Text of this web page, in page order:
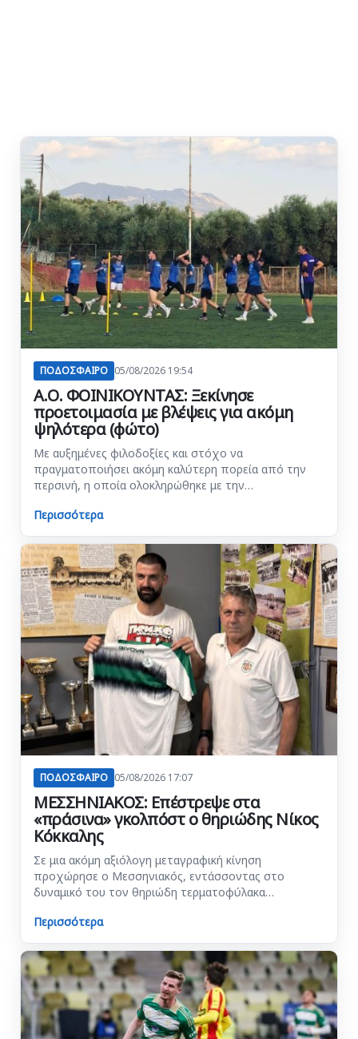
ΠΟΔΟΣΦΑΙΡΟ 05/08/2026 19:54
Α.Ο. ΦΟΙΝΙΚΟΥΝΤΑΣ: Ξεκίνησε
προετοιμασία με βλέψεις για ακόμη
ψηλότερα (φώτο)
Με αυξημένες φιλοδοξίες και στόχο να
πραγματοποιήσει ακόμη καλύτερη πορεία από την
περσινή, η οποία ολοκληρώθηκε με την…
Περισσότερα
ΠΟΔΟΣΦΑΙΡΟ 05/08/2026 17:07
ΜΕΣΣΗΝΙΑΚΟΣ: Επέστρεψε στα
«πράσινα» γκολπόστ ο θηριώδης Νίκος
Κόκκαλης
Σε μια ακόμη αξιόλογη μεταγραφική κίνηση
προχώρησε ο Μεσσηνιακός, εντάσσοντας στο
δυναμικό του τον θηριώδη τερματοφύλακα…
Περισσότερα